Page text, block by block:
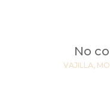
No
VAJILLA,